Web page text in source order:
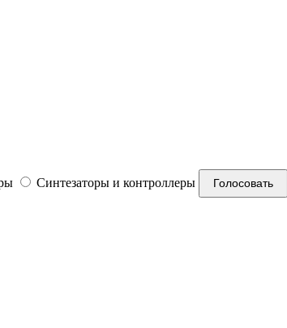
Синтезаторы и контроллеры Голосовать